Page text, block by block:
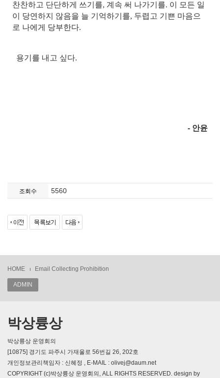
찬찬하고 단단하게 쓰기를, 계속 써 나가기를. 이 모든 일
이 당연하지 않음을 늘 기억하기를, 두렵고 기쁜 마음으
로 나에게 당부한다.
용기를 내고 싶다.
- 안윤
조회수 5560
HOME Email Collecting Prohibition
ADMIN
박상륭상
박상륭상 운영회의
[10875] 경기도 파주시 가재울로 56번길 26, 202호
개인정보관리책임자 : 신혜정 , E-MAIL : olivej@daum.net
COPYRIGHT (c)박상륭상 운영회의, ALL RIGHTS RESERVED. design by